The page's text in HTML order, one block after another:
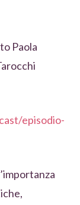
Paola
episodio-